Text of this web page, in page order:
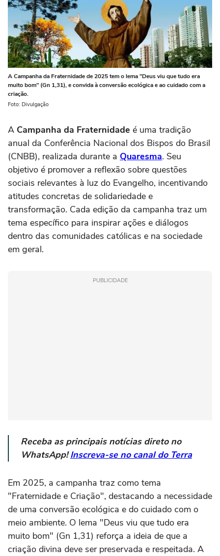
A Campanha da Fraternidade de 2025 tem o lema "Deus viu que tudo era
muito bom" (Gn 1,31), e convida à conversão ecológica e ao cuidado com a
criação.
Foto: Divulgação
A Campanha da Fraternidade é uma tradição
anual da Conferência Nacional dos Bispos do Brasil
(CNBB), realizada durante a Quaresma. Seu
objetivo é promover a reflexão sobre questões
sociais relevantes à luz do Evangelho, incentivando
atitudes concretas de solidariedade e
transformação. Cada edição da campanha traz um
tema específico para inspirar ações e diálogos
dentro das comunidades católicas e na sociedade
em geral.
PUBLICIDADE
Receba as principais notícias direto no
WhatsApp!Inscreva-se no canal do Terra
Em 2025, a campanha traz como tema
"Fraternidade e Criação", destacando a necessidade
de uma conversão ecológica e do cuidado com o
meio ambiente. O lema "Deus viu que tudo era
muito bom" (Gn 1,31) reforça a ideia de que a
criação divina deve ser preservada e respeitada. A